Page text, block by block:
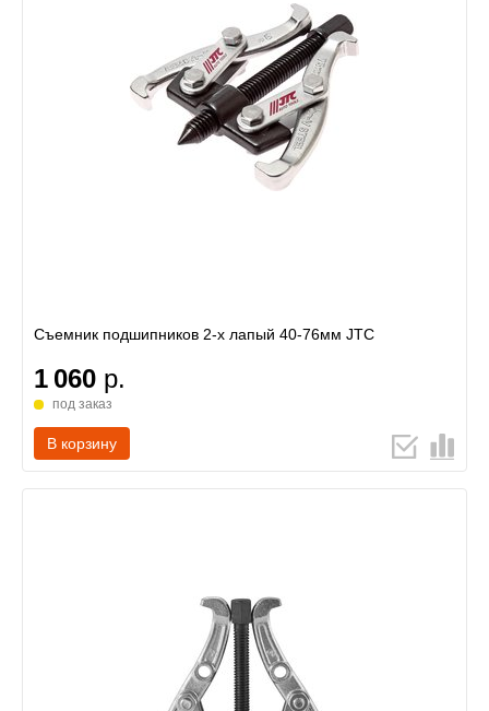
Съемник подшипников 2-х лапый 40-76мм JTC
1 060 р.
под заказ
В корзину